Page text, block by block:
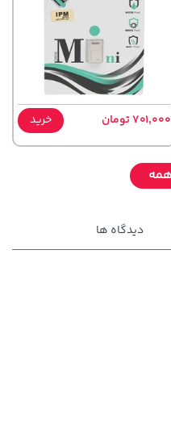
701,000 تومان خرید
دیدگاه ها